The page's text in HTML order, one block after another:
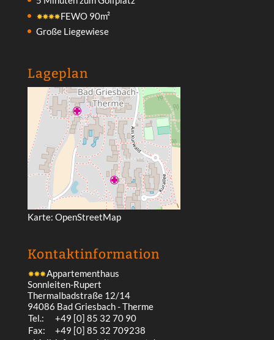
FEWO 90m²
Große Liegewiese
Lageplan
Karte: OpenStreetMap
Kontakt­information
Appartementhaus
Sonnleiten-Rupert
Thermalbadstraße 12/14
94086 Bad Griesbach - Therme
Tel.:
+49 [0] 85 32 70 90
Fax:
+49 [0] 85 32 709238